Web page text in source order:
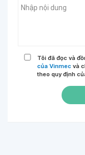
Tôi đã đọc và
của Vinmec và
theo quy định